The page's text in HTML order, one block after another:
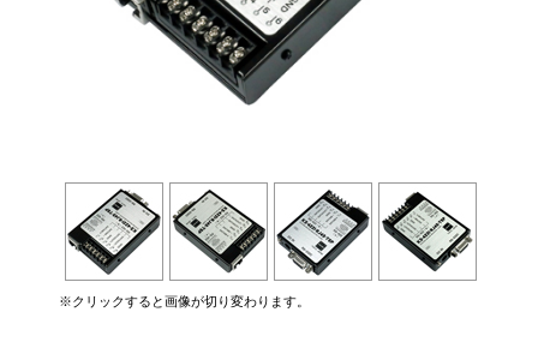
※クリックすると画像が切り変わります。